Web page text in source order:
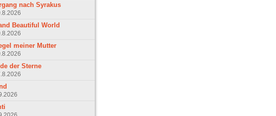
nach Syrakus
Beautiful World
meiner Mutter
der Sterne